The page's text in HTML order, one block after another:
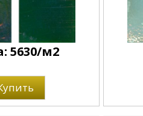
5630/м2